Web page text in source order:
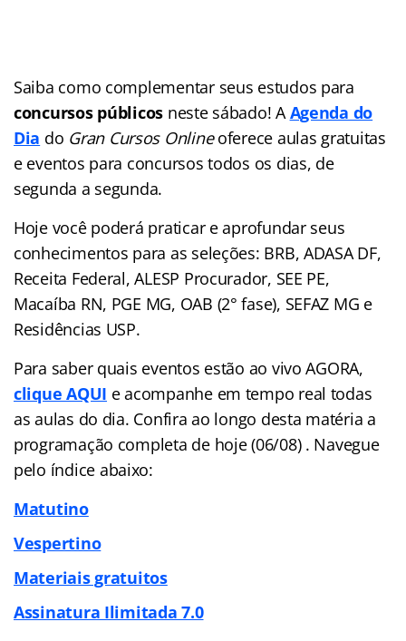
Saiba como complementar seus estudos para
concursos públicos neste sábado! AAgenda do
Dia do Gran Cursos Onlineoferece aulas gratuitas
e eventos para concursos todos os dias, de
segunda a segunda.
Hoje você poderá praticar e aprofundar seus
conhecimentos para as seleções: BRB, ADASA DF,
Receita Federal, ALESP Procurador, SEE PE,
Macaíba RN, PGE MG, OAB (2° fase), SEFAZ MG e
Residências USP.
Para saber quais eventos estão ao vivo AGORA,
clique AQUI e acompanhe em tempo real todas
as aulas do dia. Confira ao longo desta matéria a
programação completa de hoje (06/08) . Navegue
pelo índice abaixo:
Matutino
Vespertino
Materiais gratuitos
Assinatura Ilimitada 7.0